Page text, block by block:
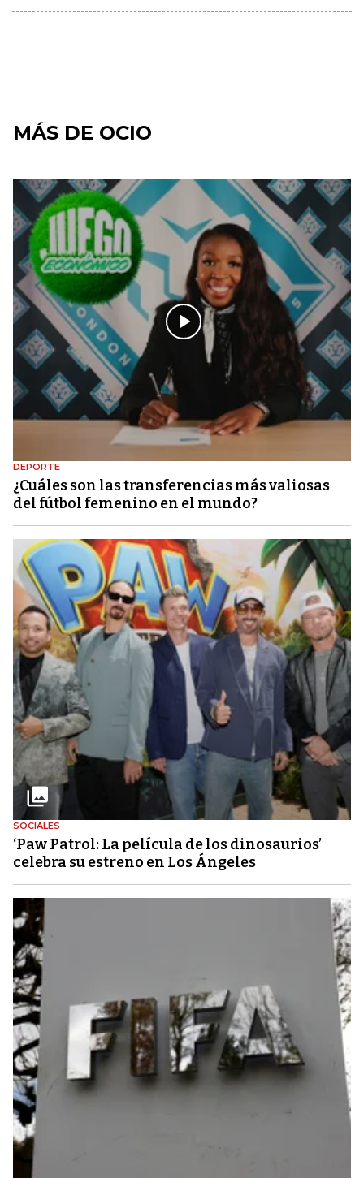
MÁS DE OCIO
DEPORTE
¿Cuáles son las transferencias más valiosas
del fútbol femenino en el mundo?
SOCIALES
‘Paw Patrol: La película de los dinosaurios’
celebra su estreno en Los Ángeles